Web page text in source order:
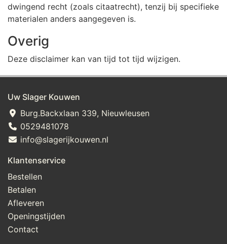
dwingend recht (zoals citaatrecht), tenzij bij specifieke
materialen anders aangegeven is.
Overig
Deze disclaimer kan van tijd tot tijd wijzigen.
Uw Slager Kouwen
Burg.Backxlaan 339, Nieuwleusen
0529481078
info@slagerijkouwen.nl
Klantenservice
Bestellen
Betalen
Afleveren
Openingstijden
Contact